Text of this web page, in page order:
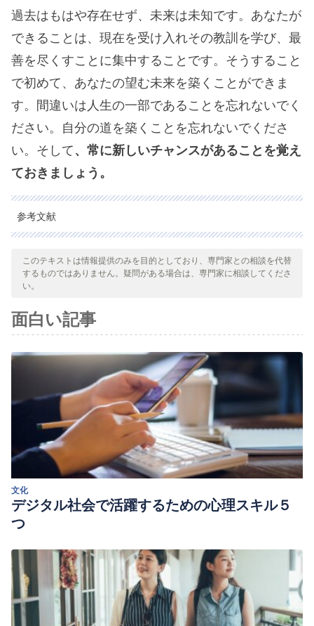
過去はもはや存在せず、未来は未知です。あなたが
できることは、現在を受け入れその教訓を学び、最
善を尽くすことに集中することです。そうすること
で初めて、あなたの望む未来を築くことができま
す。間違いは人生の一部であることを忘れないでく
ださい。自分の道を築くことを忘れないでくださ
い。そして、常に新しいチャンスがあることを覚え
ておきましょう。
参考文献
引用された全ての情報源は、品質、信頼性、時代性、および妥当
性を確保するために、私たちのチームによって綿密に審査されま
した。この記事の参考文献は、学術的または科学的に正確で信頼
Segura-Vera, S. (1999). Razonamiento contrafáctico: la
posición seriel y el número de antecedentes en los
pensamientos sobre lo que podría haber sido.
Martínez Betancourt, P. A. (2011).Influencia de los objetos
de autorregulación y el pensamiento contrafáctico sobre los
efectos persuasivos de un mensaje publicitario(Bachelor’s
thesis, Bogotá-Uniandes).
このテキストは情報提供のみを目的としており、専門家との相談を代替
するものではありません。疑問がある場合は、専門家に相談してくださ
い。
面白い記事
文化
デジタル社会で活躍するための心理スキル５
つ